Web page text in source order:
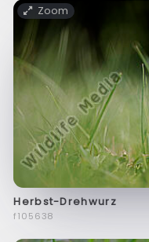
Zoom
Herbst-Drehwurz
f105638